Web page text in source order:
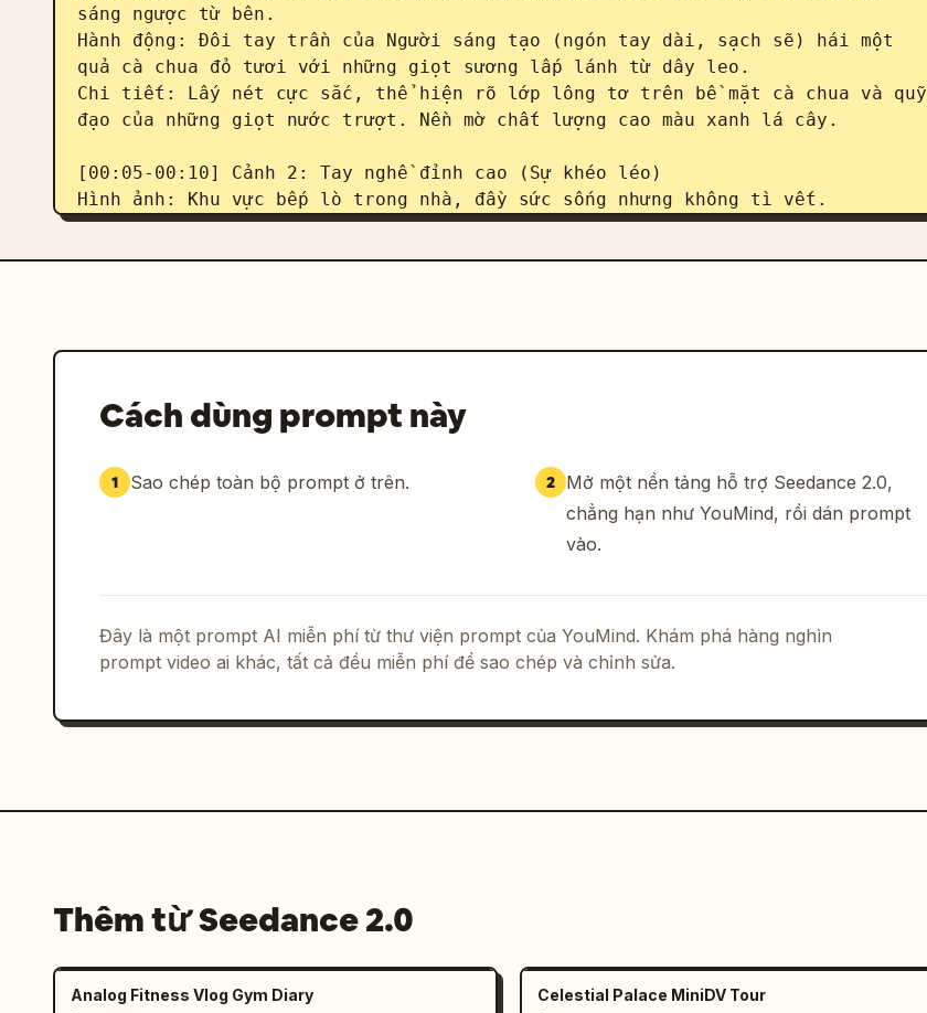
sáng ngược từ bên.
Hành động: Đôi tay trần của Người sáng tạo (ngón tay dài, sạch sẽ) hái một
quả cà chua đỏ tươi với những giọt sương lấp lánh từ dây leo.
Chi tiết: Lấy nét cực sắc, thể hiện rõ lớp lông tơ trên bề mặt cà chua và quỹ
đạo của những giọt nước trượt. Nền mờ chất lượng cao màu xanh lá cây.
[00:05-00:10] Cảnh 2: Tay nghề đỉnh cao (Sự khéo léo)
Hình ảnh: Khu vực bếp lò trong nhà, đầy sức sống nhưng không tì vết.
Hành động: Người sáng tạo đang thái rau, động tác khéo léo và chính xác
Hình ảnh: Toàn cảnh/Trung cảnh.
Hành động: Một món ăn nhà làm tinh tế được đặt trên chiếc bàn gỗ dài trong
sân. Người sáng tạo ngồi xuống yên lặng, nhẹ nhàng chỉnh lại một sợi tóc lạc,
và nếm thử một miếng thức ăn.
Không khí: Hơi nước từ từ bốc lên ngược sáng, khung cảnh tĩnh lặng đến mức
bạn gần như có thể nghe thấy tiếng gió, thể hiện cảm giác thư thái tột độ mà
Cách dùng prompt này
1 Sao chép toàn bộ prompt ở trên. 2 Mở một nền tảng hỗ trợ Seedance 2.0,
chẳng hạn như YouMind, rồi dán prompt
vào.
Đây là một prompt AI miễn phí từ thư viện prompt của YouMind. Khám phá hàng nghìn
prompt video ai khác, tất cả đều miễn phí để sao chép và chỉnh sửa.
Thêm từ Seedance 2.0
Analog Fitness Vlog Gym Diary Celestial Palace MiniDV Tour